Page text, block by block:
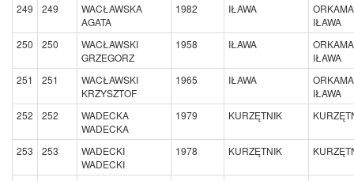
249 249
WACŁAWSKA
AGATA
1982 IŁAWA
IŁAWA
250
250
WACŁAWSKI
GRZEGORZ
1958 IŁAWA
IŁAWA
251
251
WACŁAWSKI
KRZYSZTOF
1965 IŁAWA
IŁAWA
252
252
WADECKA
WADECKA
1979 KURZĘTNIK
253 253
WADECKI
WADECKI
1978 KURZĘTNIK